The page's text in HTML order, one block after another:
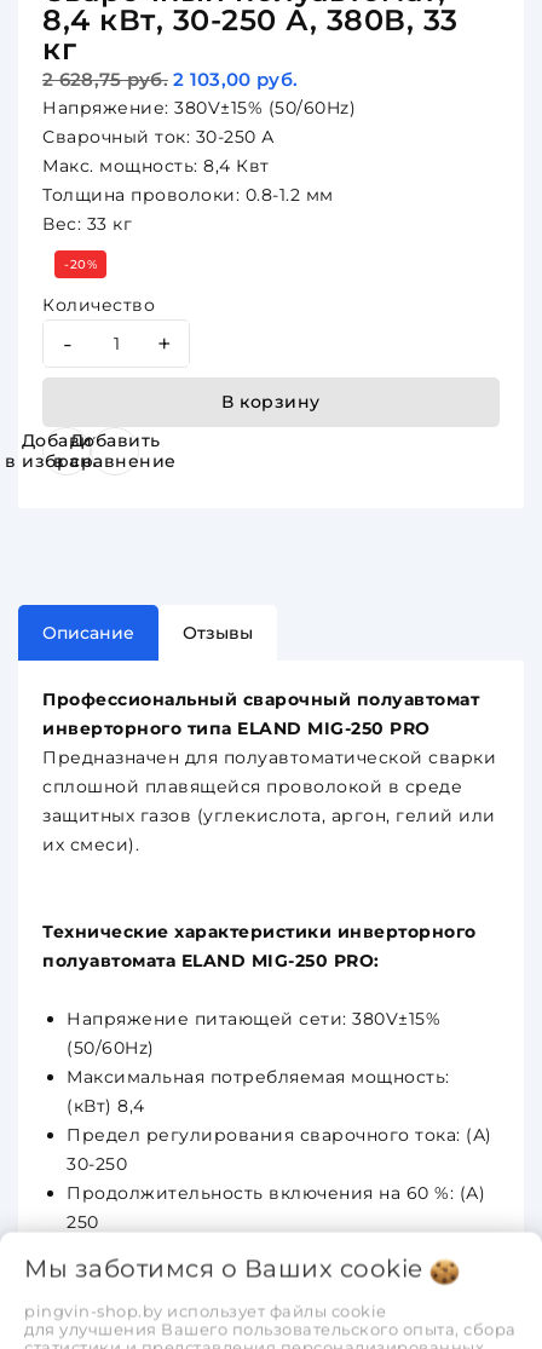
8,4 кВт, 30-250 А, 380В, 33
кг
2 628,75 руб. 2 103,00 руб.
Напряжение: 380V±15% (50/60Hz)
Сварочный ток: 30-250 А
Макс. мощность: 8,4 Квт
Толщина проволоки: 0.8-1.2 мм
Вес: 33 кг
-20%
Количество
- +
В корзину
Добавить
в избранное
Добавить
в сравнение
Описание Отзывы
Профессиональный cварочный полуавтомат
инверторного типа ELAND MIG-250 PRO
Предназначен для полуавтоматической сварки
сплошной плавящейся проволокой в среде
защитных газов (углекислота, аргон, гелий или
их смеси).
Технические характеристики инверторного
полуавтомата ELAND MIG-250 PRO:
Напряжение питающей сети: 380V±15%
(50/60Hz)
Максимальная потребляемая мощность:
(кВт) 8,4
Предел регулирования сварочного тока: (А)
30-250
Продолжительность включения на 60 %: (А)
250
193
Эффективность: (%) 85
Фактор мощности: 0,93
Мы заботимся о Ваших cookie
pingvin-shop.by использует файлы cookie
для улучшения Вашего пользовательского опыта, сбора